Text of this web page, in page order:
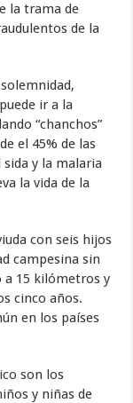
la trama de
de la
ir a la
“chanchos”
el 45% de las
y la malaria
la vida de la
con seis hijos
campesina sin
a 15 kilómetros y
cinco años.
en los países
son los
y niñas de